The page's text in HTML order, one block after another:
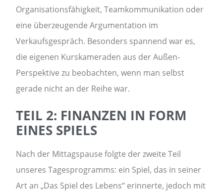
Organisationsfähigkeit, Teamkommunikation oder
eine überzeugende Argumentation im
Verkaufsgespräch. Besonders spannend war es,
die eigenen Kurskameraden aus der Außen-
Perspektive zu beobachten, wenn man selbst
gerade nicht an der Reihe war.
TEIL 2: FINANZEN IN FORM
EINES SPIELS
Nach der Mittagspause folgte der zweite Teil
unseres Tagesprogramms: ein Spiel, das in seiner
Art an „Das Spiel des Lebens“ erinnerte, jedoch mit